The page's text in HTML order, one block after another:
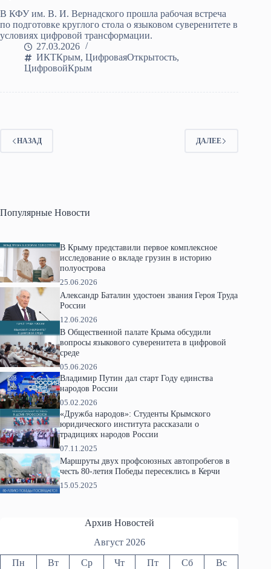
В КФУ им. В. И. Вернадского прошла рабочая встреча
по подготовке круглого стола о языковом суверенитете в
условиях цифровой трансформации.
27.03.2026
ИКТКрым, ЦифроваяОткрытость,
ЦифровойКрым
НАЗАД ДАЛЕЕ
Популярные Новости
В Крыму представили первое комплексное
исследование о вкладе грузин в историю
полуострова
25.06.2026
Александр Баталин удостоен звания Героя Труда
России
12.06.2026
В Общественной палате Крыма обсудили
вопросы языкового суверенитета в цифровой
среде
05.06.2026
Владимир Путин дал старт Году единства
народов России
05.02.2026
«Дружба народов»: Студенты Крымского
юридического института рассказали о
традициях народов России
07.11.2025
Маршруты двух профсоюзных автопробегов в
честь 80-летия Победы пересеклись в Керчи
15.05.2025
Архив Новостей
Август 2026
Пн Вт Ср Чт Пт Сб
Вс